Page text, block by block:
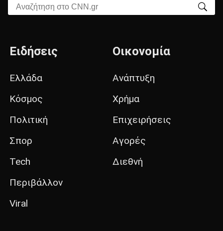
Αναζήτηση στο CNN.gr
Ειδήσεις
Ελλάδα
Κόσμος
Πολιτική
Σπορ
Tech
Περιβάλλον
Viral
Οικονομία
Ανάπτυξη
Χρήμα
Επιχειρήσεις
Αγορές
Διεθνή